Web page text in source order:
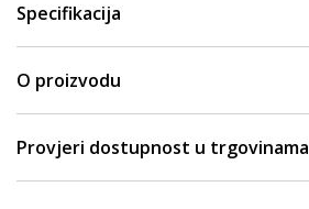
Specifikacija
O proizvodu
Provjeri dostupnost u trgovinama